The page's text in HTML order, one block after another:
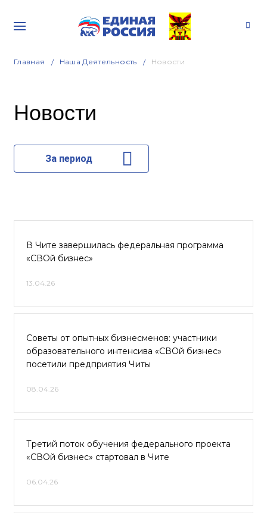
Главная Наша Деятельность Новости
Новости
За период
В Чите завершилась федеральная программа
«СВОй бизнес»
13.04.26
Советы от опытных бизнесменов: участники
образовательного интенсива «СВОй бизнес»
посетили предприятия Читы
08.04.26
Третий поток обучения федерального проекта
«СВОй бизнес» стартовал в Чите
06.04.26